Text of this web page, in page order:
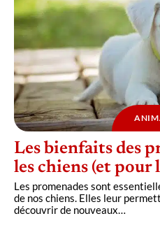
Les bienfaits des
les chiens (et pour
Les promenades sont
de nos chiens. Elles leur
découvrir de nouveaux…